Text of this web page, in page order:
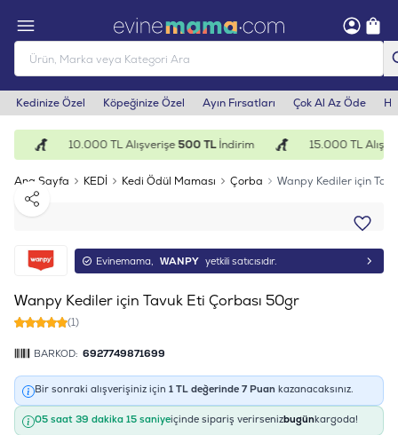
Kedinize Özel Köpeğinize Özel Ayın Fırsatları Çok Al Az Öde
10.000 TL Alışverişe500 TLİndirim 15.000 TL
Ana Sayfa KEDİ Kedi Ödül Maması Çorba
Wanpy Kediler için
Paylaş
Evinemama, WANPY yetkili satıcısıdır.
Wanpy Kediler için Tavuk Eti Çorbası 50gr
(1)
BARKOD: 6927749871699
Bir sonraki alışverişiniz için 1 TL değerinde 7Puan kazanacaksınız.
05 saat 39 dakika 15 saniyeiçinde sipariş verirsenizbugünkargoda!